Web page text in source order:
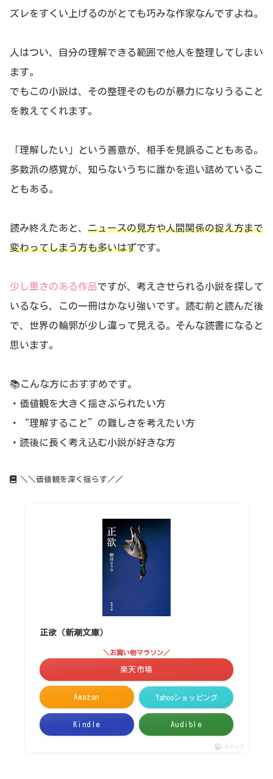
ズレをすくい上げるのがとても巧みな作家なんですよね。
人はつい、自分の理解できる範囲で他人を整理してしまい
ます。
でもこの小説は、その整理そのものが暴力になりうること
を教えてくれます。
「理解したい」という善意が、相手を見誤ることもある。
多数派の感覚が、知らないうちに誰かを追い詰めているこ
ともある。
読み終えたあと、 ニュースの見方や人間関係の捉え方まで
変わってしまう方も多いはずです。
少し重さのある作品ですが、考えさせられる小説を探して
いるなら、この一冊はかなり強いです。読む前と読んだ後
で、世界の輪郭が少し違って見える。そんな読書になると
思います。
📚こんな方におすすめです。
・価値観を大きく揺さぶられたい方
・“理解すること”の難しさを考えたい方
・読後に長く考え込む小説が好きな方
＼＼価値観を深く揺らす／／
正欲（新潮文庫）
Amazon
＼お買い物マラソン／
楽天市場
Yahooショッピング
Kindle Audible
ポチップ